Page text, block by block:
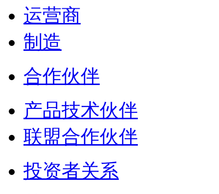
运营商
制造
合作伙伴
产品技术伙伴
联盟合作伙伴
投资者关系